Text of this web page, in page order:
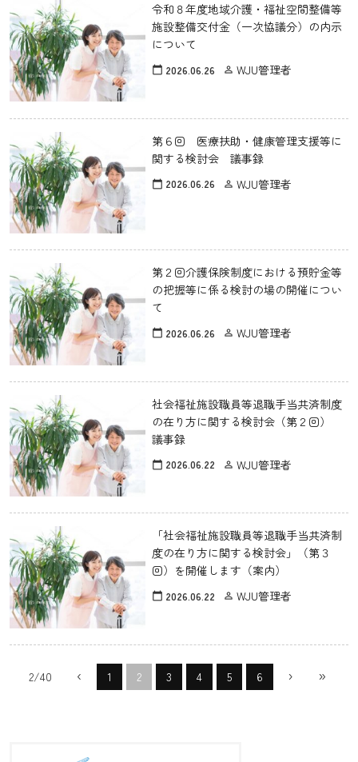
令和８年度地域介護・福祉空間整備等
施設整備交付金（一次協議分）の内示
について
calendar_today 2026.06.26 person_outline WJU管理者
第６回 医療扶助・健康管理支援等に
関する検討会 議事録
calendar_today 2026.06.26 person_outline WJU管理者
第２回介護保険制度における預貯金等
の把握等に係る検討の場の開催につい
て
calendar_today 2026.06.26 person_outline WJU管理者
社会福祉施設職員等退職手当共済制度
の在り方に関する検討会（第２回）
議事録
calendar_today 2026.06.22 person_outline WJU管理者
「社会福祉施設職員等退職手当共済制
度の在り方に関する検討会」（第３
回）を開催します（案内）
calendar_today 2026.06.22 person_outline WJU管理者
2/40 ‹ 1 2 3 4 5 6 › »